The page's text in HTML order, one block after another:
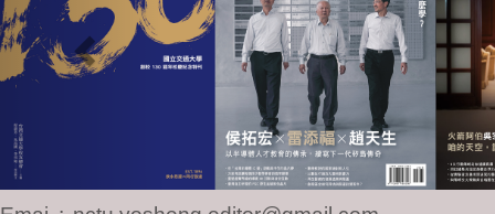
Email : nctu.yosheng.editor@gmail.com